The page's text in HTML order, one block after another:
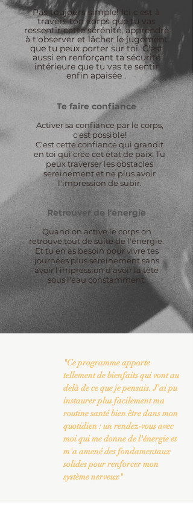
Pas toujours simple! Ici c'est à
travers ton corps que tu vas
ressentir cette sérénité, apprendre
à t'observer et lâcher le jugement
que tu peux porter sur toi.C'est
aussi en renforçant ta sécurité
intérieure que tu vas te sentir
enfin apaisée .
Te faire confiance
Activer sa confiance par le corps,
c'est possible!
C'est cette confiance qui grandit
en toi qui crée cet état de paix. Tu
peux traverser les obstacles
sereinement et ne plus avoir
l'impression de subir.
Retrouver de l'énergie
Quand on active le corps on
retrouve tout de suite de l'énergie.
Et tu en as besoin pour vivre tes
journées plus sereinement sans
avoir l'impression d'avoir la tête
sous l'eau constamment.
"Ce programme apporte
tellement de bienfaits qui vont au
delà de ce que je pensais. J'ai pu
instaurer plus facilement ma
routine santé bien être dans mon
quotidien : un rendez-vous avec
moi qui me donne de l'énergie et
m'a amené des fondamentaux
solides pour renforcer mon
système nerveux"